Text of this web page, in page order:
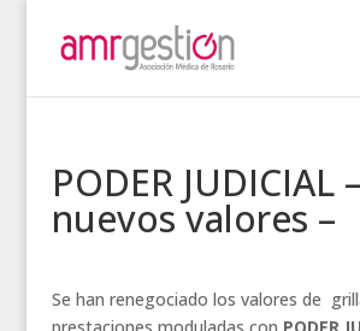
PODER JUDICIAL –
nuevos valores –
Se han renegociado los valores de